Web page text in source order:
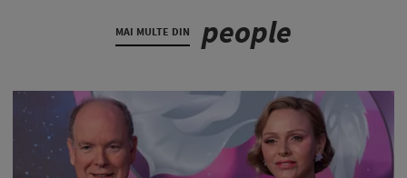
MAI MULTE DIN people